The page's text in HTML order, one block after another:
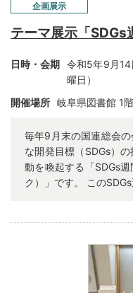
企画展示
テーマ展示「
日時・会期 令和5年9月
曜日）
開催場所 岐阜県図書館 1
毎年9月末の国連総会
な開発目標（SDGs）
動を喚起する「SDGs
ク）」です。 この